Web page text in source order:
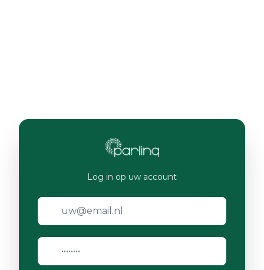
Log in op uw account